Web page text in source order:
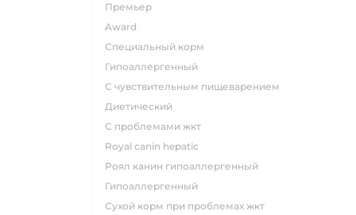
премьер
award
специальный корм
гипоаллергенный
с чувствительным пищеварением
диетический
с проблемами жкт
royal canin hepatic
роял канин гипоаллергенный
гипоаллергенный
сухой корм при проблемах жкт